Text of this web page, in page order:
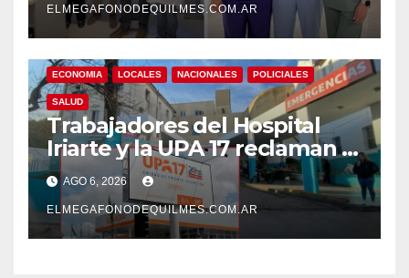
ELMEGAFONODEQUILMES.COM.AR
ECONOMIA LOCALES NACIONALES POLICIALES
SALUD
Trabajadores del Hospital
Iriarte y la UPA 17 reclaman el
pase a planta de becarios y
mejoras laborales
AGO 6, 2026
ELMEGAFONODEQUILMES.COM.AR